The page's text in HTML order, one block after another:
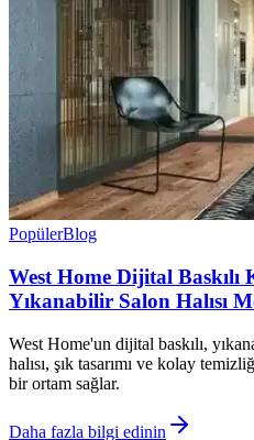
PopülerBlog
West Home Dijital Baskılı
Yıkanabilir Salon Halısı
West Home'un dijital baskılı,
halısı, şık tasarımı ve kolay
bir ortam sağlar.
Daha fazla bilgi edinin